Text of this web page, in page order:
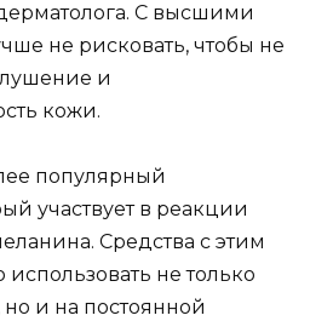
С высшими
не рисковать, чтобы не
и
кожи.
популярный
участвует в реакции
Средства с этим
не только
и на постоянной